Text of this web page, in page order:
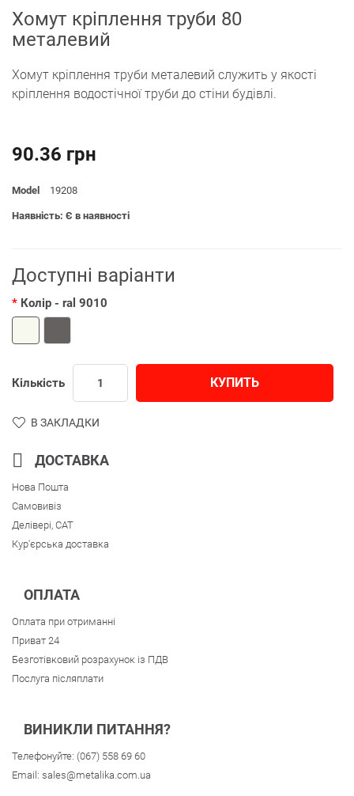
Хомут кріплення труби 80
металевий
Хомут кріплення труби металевий служить у якості
кріплення водостічної труби до стіни будівлі.
90.36 грн
Model 19208
Наявність: Є в наявності
Доступні варіанти
Колір - ral 9010
Кількість КУПИТЬ
В ЗАКЛАДКИ
ДОСТАВКА
Нова Пошта
Самовивіз
Делівері, CAT
Кур'єрська доставка
ОПЛАТА
Оплата при отриманні
Приват 24
Безготівковий розрахунок із ПДВ
Послуга післяплати
ВИНИКЛИ ПИТАННЯ?
Телефонуйте: (067) 558 69 60
Email: sales@metalika.com.ua